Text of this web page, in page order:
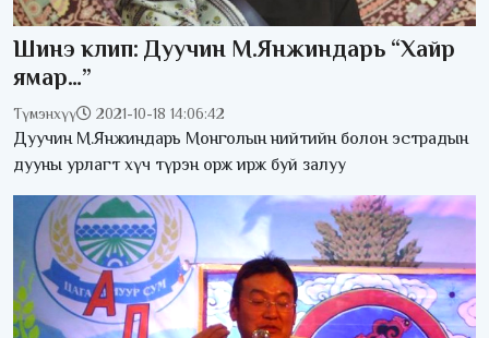
Шинэ клип: Дуучин М.Янжиндарь “Хайр
ямар…”
Түмэнхүү 2021-10-18 14:06:42
Дуучин М.Янжиндарь Монголын нийтийн болон эстрадын
дууны урлагт хүч түрэн орж ирж буй залуу